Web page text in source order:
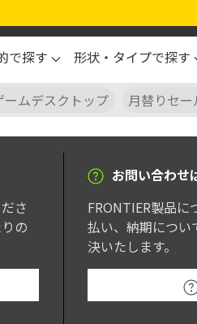
で探す 形状・タイプで探す
ームデスクトップ
月替りセー
さ
の
お問い合わせ
FRONTIER製品
払い、納期につい
決いたします。